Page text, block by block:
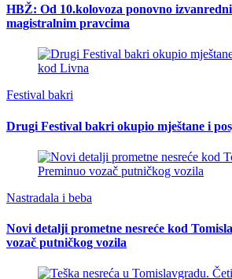
HBŽ: Od 10.kolovoza ponovno
magistralnim pravcima
Festival bakri
Drugi Festival bakri okupio mještane i
Nastradala i beba
Novi detalji prometne nesreće kod
vozač putničkog vozila